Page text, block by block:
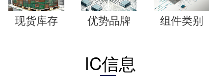
现货库存 优势品牌 组件类别
IC信息